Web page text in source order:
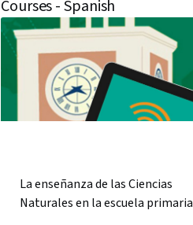
Courses - Spanish
La enseñanza de las Ciencias
Naturales en la escuela primaria